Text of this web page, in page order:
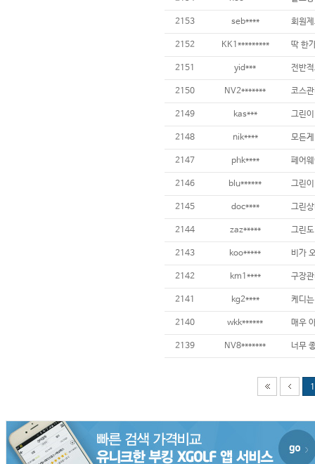
2153 seb****
2152 KK1*********
2151 yid***
2150 NV2*******
2149 kas***
2148 nik****
2147 phk****
2146 blu****** 그린
2145 doc****
2144 zaz***** 그린
2143 koo*****
2142 km1**** 구장
2141 kg2****
2140 wkk******
2139 NV8*******
1